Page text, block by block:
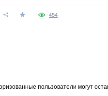
454
пользователи могут